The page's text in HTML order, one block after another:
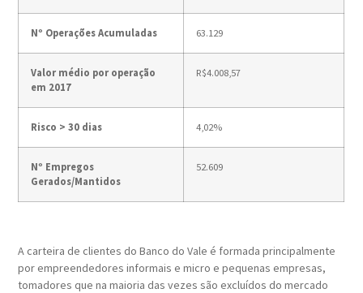
Nº Operações Acumuladas 63.129
Valor médio por operação
em 2017
R$4.008,57
Risco > 30 dias 4,02%
Nº Empregos
Gerados/Mantidos
52.609
A carteira de clientes do Banco do Vale é formada principalmente
por empreendedores informais e micro e pequenas empresas,
tomadores que na maioria das vezes são excluídos do mercado